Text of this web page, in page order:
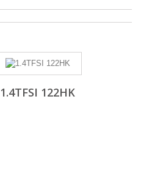
1.4TFSI 122HK